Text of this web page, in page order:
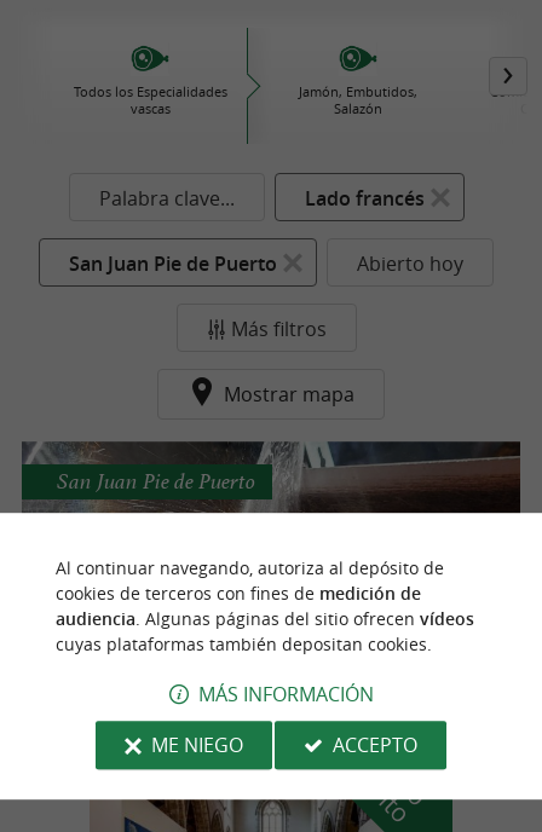
Todos los Especialidades
vascas
Jamón, Embutidos,
Salazón
Palabra clave... Lado francés
San Juan Pie de Puerto Abierto hoy
Más filtros
Mostrar mapa
Finca Bordatto
Granja de sidra ecológica cerca de Saint-
Jean-Pied-de-Port
San Juan Pie de Puerto
n
u
e
s
t
r
o
f
a
v
o
r
i
t
o
Al continuar navegando, autoriza al depósito de
cookies de terceros con fines de medición de
audiencia . Algunas páginas del sitio ofrecen vídeos
cuyas plataformas también depositan cookies.
MÁS INFORMACIÓN
ME NIEGO
ACCEPTO